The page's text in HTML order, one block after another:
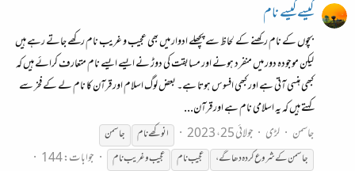
کیسے کیسے نام
بچوں کے نام رکھنے کے لحاظ سے پچھلے ادوار میں بھی عجیب و غریب نام رکھے جاتے رہے ہیں
لیکن موجودہ دور میں منفرد ہونے اور مسابقت کی دوڑ نے ایسے ایسے نام متعارف کرائے ہیں کہ
کبھی ہنسی آتی ہے اور کبھی افسوس ہوتا ہے۔ بعض لوگ اسلام اور قرآن کا نام لے کے فخر سے
کہتے ہیں کہ یہ اسلامی نام ہے اور قرآن...
جاسمن
لڑی جولائی 25، 2023 انوکھے نام
جاسمن
جاسمنکےشروعکردہدھاگے، عجیب نام عجیب و غریب نام
جوابات: 144